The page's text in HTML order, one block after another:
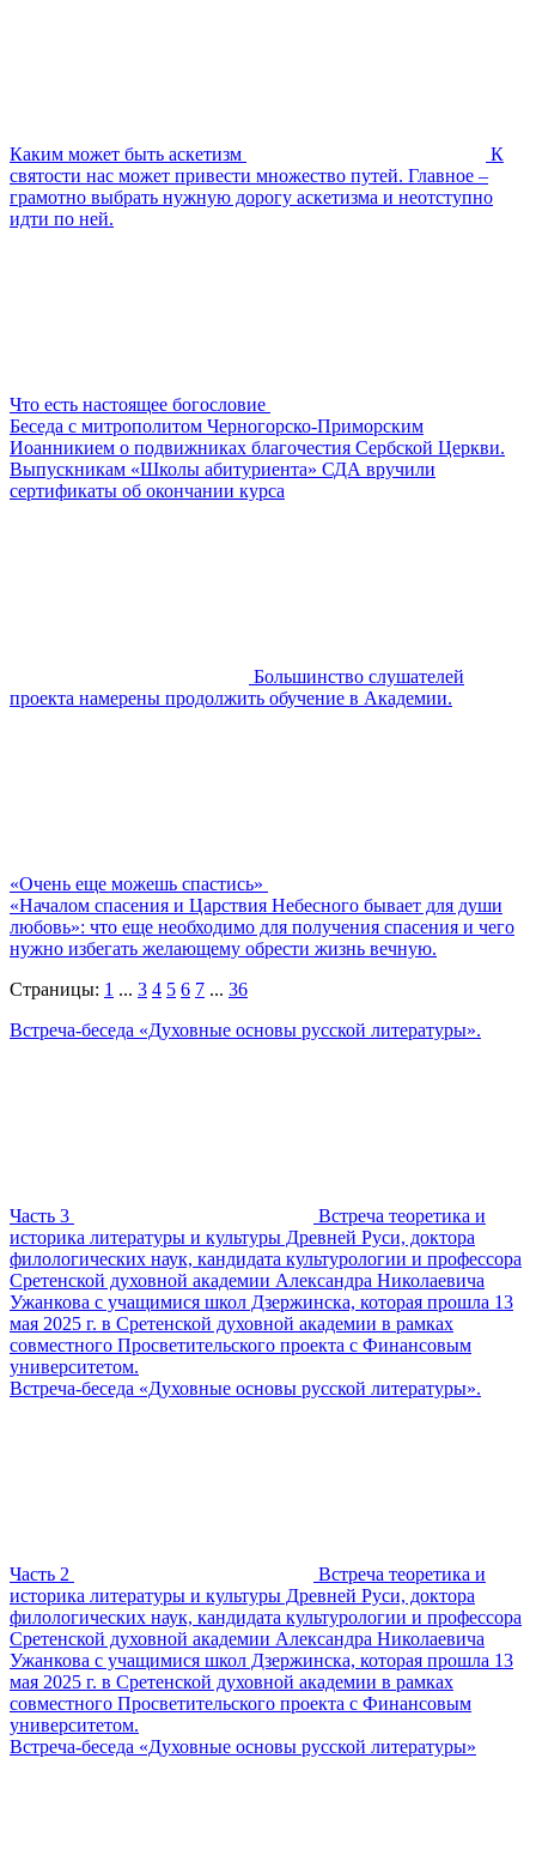
Каким может быть аскетизм
К
святости нас может привести множество путей. Главное –
грамотно выбрать нужную дорогу аскетизма и неотступно
идти по ней.
Что есть настоящее богословие
Беседа с митрополитом Черногорско-Приморским
Иоанникием о подвижниках благочестия Сербской Церкви.
Выпускникам «Школы абитуриента» СДА вручили
сертификаты об окончании курса
Большинство слушателей
проекта намерены продолжить обучение в Академии.
«Очень еще можешь спастись»
«Началом спасения и Царствия Небесного бывает для души
любовь»: что еще необходимо для получения спасения и чего
нужно избегать желающему обрести жизнь вечную.
Страницы: 1 ... 3 4 5 6 7 ... 36
Встреча-беседа «Духовные основы русской литературы».
Часть 3
Встреча теоретика и
историка литературы и культуры Древней Руси, доктора
филологических наук, кандидата культурологии и профессора
Сретенской духовной академии Александра Николаевича
Ужанкова с учащимися школ Дзержинска, которая прошла 13
мая 2025 г. в Сретенской духовной академии в рамках
совместного Просветительского проекта с Финансовым
университетом.
Встреча-беседа «Духовные основы русской литературы».
Часть 2
Встреча теоретика и
историка литературы и культуры Древней Руси, доктора
филологических наук, кандидата культурологии и профессора
Сретенской духовной академии Александра Николаевича
Ужанкова с учащимися школ Дзержинска, которая прошла 13
мая 2025 г. в Сретенской духовной академии в рамках
совместного Просветительского проекта с Финансовым
университетом.
Встреча-беседа «Духовные основы русской литературы»